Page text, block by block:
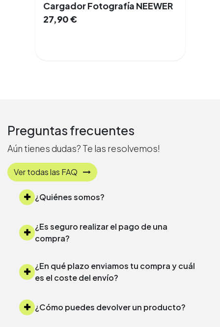
Cargador Fotografía NEEWER
27,90€
Preguntas frecuentes
Aún tienes dudas? Te las resolvemos!
Ver todas las FAQ
¿Quiénes somos?
¿Es seguro realizar el pago de una
compra?
¿En qué plazo enviamos tu compra y cuál
es el coste del envío?
¿Cómo puedes devolver un producto?